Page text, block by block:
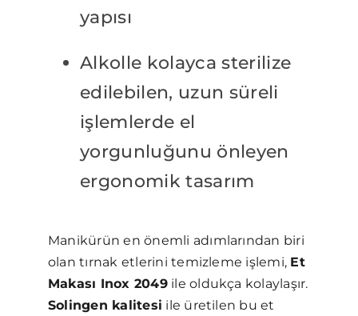
yapısı
Alkolle kolayca sterilize
edilebilen, uzun süreli
işlemlerde el
yorgunluğunu önleyen
ergonomik tasarım
Manikürün en önemli adımlarından biri
olan tırnak etlerini temizleme işlemi, Et
Makası Inox 2049ile oldukça kolaylaşır.
Solingen kalitesi ile üretilen bu et